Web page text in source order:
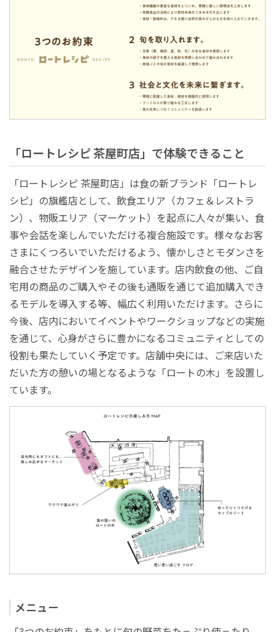
「ロートレシピ 茶屋町店」で体験できること
「ロートレシピ 茶屋町店」は食の新ブランド「ロートレ
シピ」の旗艦店として、飲食エリア（カフェ＆レストラ
ン）、物販エリア（マーケット）を起点に人々が集い、食
事や会話を楽しんでいただける複合施設です。様々なお客
さまにくつろいでいただけるよう、懐かしさとモダンさを
融合させたデザインを施しています。店内飲食の他、ご自
宅用の商品のご購入やその後も通販を通じて追加購入でき
るモデルを導入する等、幅広く利用いただけます。さらに
今後、店内においてイベントやワークショップなどの実施
を通じて、心身がさらに豊かになるコミュニティとしての
役割も果たしていく予定です。店舗中央には、ご来店いた
だいた方の憩いの場となるような「ロートの木」を設置し
ています。
メニュー